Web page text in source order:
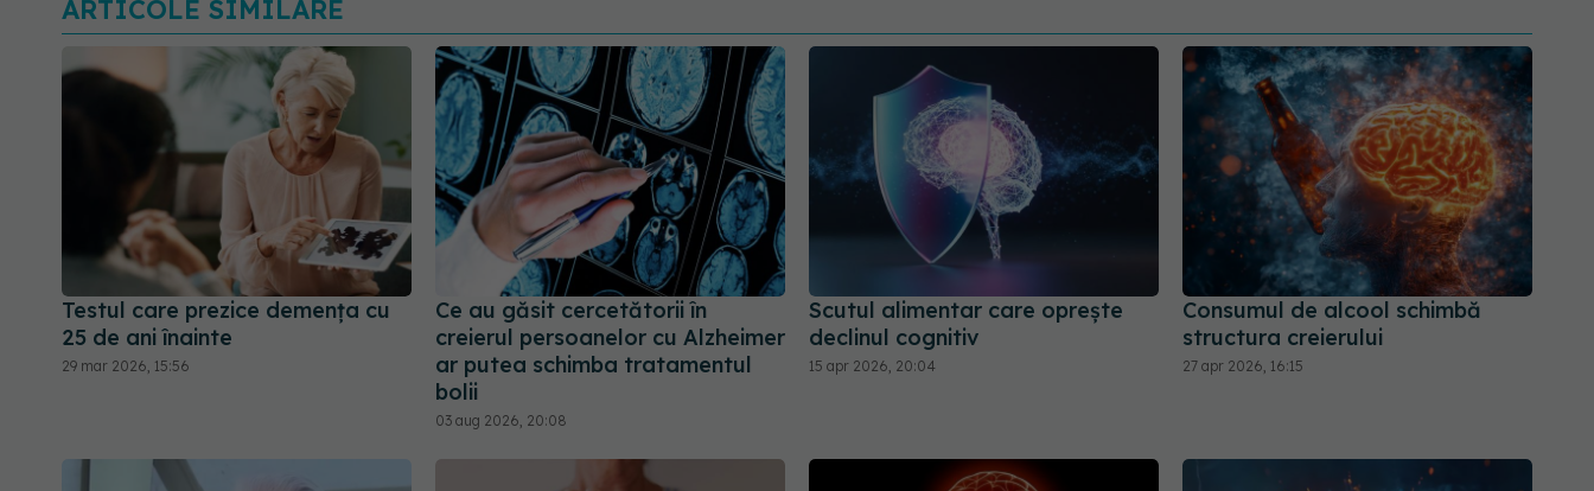
ARTICOLE SIMILARE
Testul care prezice demența cu
25 de ani înainte
29 mar 2026, 15:56
Ce au găsit cercetătorii în
creierul persoanelor cu Alzheimer
ar putea schimba tratamentul
bolii
03 aug 2026, 20:08
Scutul alimentar care oprește
declinul cognitiv
15 apr 2026, 20:04
Consumul de alcool schimbă
structura creierului
27 apr 2026, 16:15